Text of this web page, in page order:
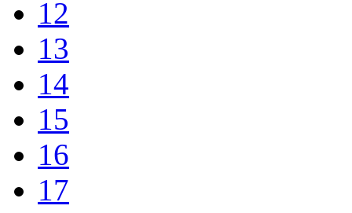
12
13
14
15
16
17